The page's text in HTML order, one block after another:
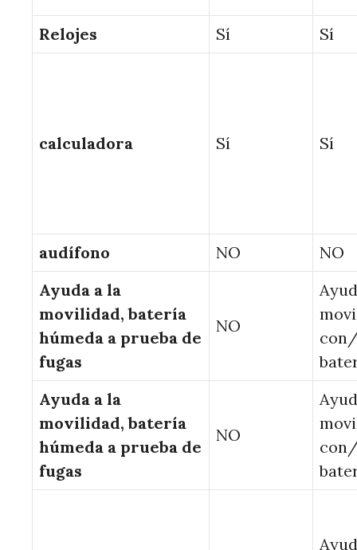
Relojes Sí Sí
calculadora Sí Sí
audífono NO
NO
Ayuda a la
movilidad, batería
húmeda a prueba de
fugas
NO
Ayuda a la
movilidad, batería
húmeda a prueba de
fugas
NO